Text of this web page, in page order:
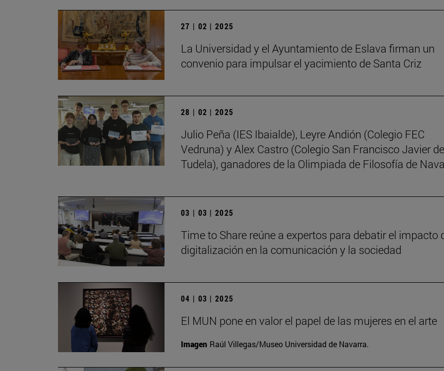
27 | 02 | 2025
La Universidad y el Ayuntamiento de Eslava firman un
convenio para impulsar el yacimiento de Santa Criz
28 | 02 | 2025
Julio Peña (IES Ibaialde), Leyre Andión (Colegio FEC
Vedruna) y Alex Castro (Colegio San Francisco Javier de
Tudela), ganadores de la Olimpiada de Filosofía de
03 | 03 | 2025
Time to Share reúne a expertos para debatir el impacto
digitalización en la comunicación y la sociedad
04 | 03 | 2025
El MUN pone en valor el papel de las mujeres en el arte
Imagen Raúl Villegas/Museo Universidad de Navarra.